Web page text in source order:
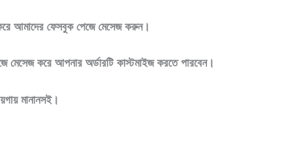
করে আমাদের ফেসবুক পেজে মেসেজ করুন।
মেসেজ করে আপনার অর্ডারটি কাস্টমাইজ করতে পারবেন।
মানানসই।